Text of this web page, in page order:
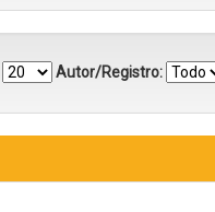
Autor/Registro: